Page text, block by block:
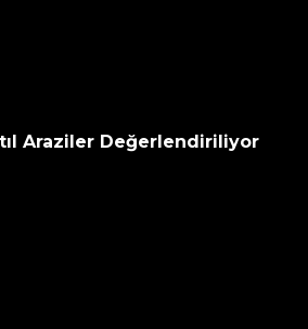
Araziler Değerlendiriliyor